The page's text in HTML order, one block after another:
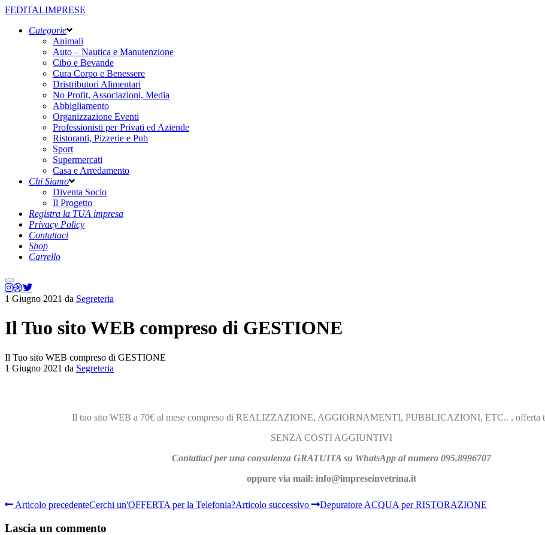
FEDITALIMPRESE
Categorie
Animali
Auto – Nautica e Manutenzione
Cibo e Bevande
Cura Corpo e Benessere
Dristributori Alimentari
No Profit, Associazioni, Media
Abbigliamento
Organizzazione Eventi
Professionisti per Privati ed Aziende
Ristoranti, Pizzerie e Pub
Sport
Supermercati
Casa e Arredamento
Chi Siamo
Diventa Socio
Il Progetto
Registra la TUA impresa
Privacy Policy
Contattaci
Shop
Carrello
1 Giugno 2021 da Segreteria
Il Tuo sito WEB compreso di GESTIONE
Il Tuo sito WEB compreso di GESTIONE
1 Giugno 2021 da Segreteria
Il tuo sito WEB a 70€ al mese compreso di REALIZZAZIONE, AGGIORNAMENTI, PUBBLICAZIONI, ETC.. , offerta
SENZA COSTI AGGIUNTIVI
Contattaci per una consulenza GRATUITA su WhatsApp al numero 095.8996707
oppure via mail: info@impreseinvetrina.it
Articolo precedenteCerchi un'OFFERTA per la Telefonia?Articolo successivo Depuratore ACQUA per RISTORAZIONE
Lascia un commento